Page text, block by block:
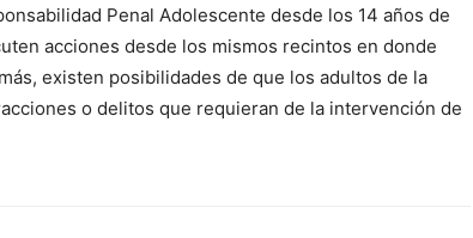
o
disminuir
el
volumen.
flecha
arriba/abajo
para
aumentar
Penal Adolescente desde los 14 años de
acciones desde los mismos recintos en donde
existen posibilidades de que los adultos de la
o delitos que requieran de la intervención de